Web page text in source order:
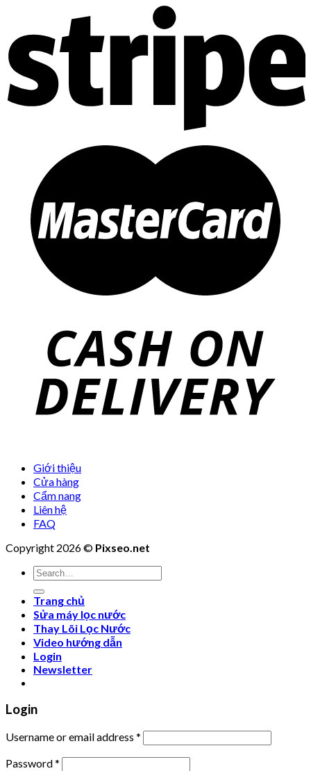
Giới thiệu
Cửa hàng
Cẩm nang
Liên hệ
FAQ
Copyright 2026 © Pixseo.net
Search
for:
Trang chủ
Sửa máy lọc nước
Thay Lõi Lọc Nước
Video hướng dẫn
Login
Newsletter
Login
Username or email address *
Password*